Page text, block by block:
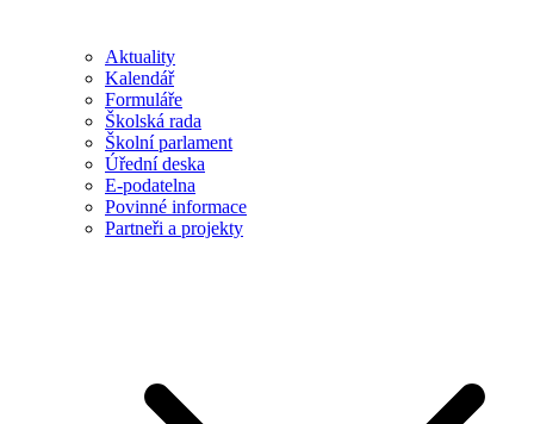
Aktuality
Kalendář
Formuláře
Školská rada
Školní parlament
Úřední deska
E-podatelna
Povinné informace
Partneři a projekty